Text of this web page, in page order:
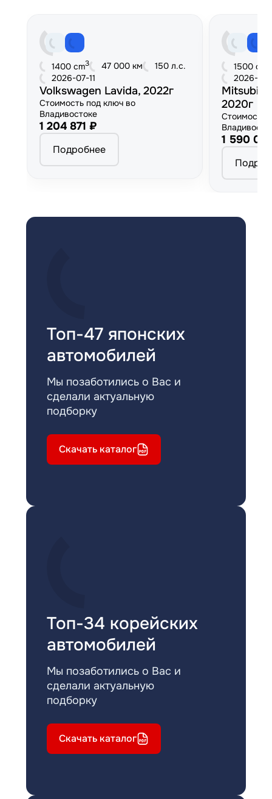
1400 cm3 47 000 км
150 л.с.
2026-07-11
Volkswagen Lavida, 2022г
Стоимость под ключ во
Владивостоке
1 204 871 ₽
Подробнее
1500 cm
2026-
2020г
Стоимость
1 590
Топ-47 японских
автомобилей
Мы позаботились о Вас и
сделали актуальную
подборку
Скачать каталог
Топ-34 корейских
автомобилей
Мы позаботились о Вас и
сделали актуальную
подборку
Скачать каталог